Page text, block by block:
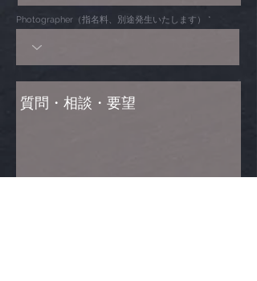
Photographer（指名料、別途発生いたします）